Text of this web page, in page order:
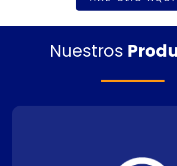
Nuestros